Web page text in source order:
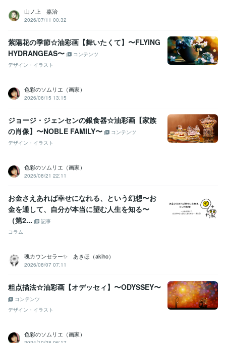
山ノ上 嘉治
2026/07/11 00:32
紫陽花の季節☆油彩画【舞いたくて】〜FLYING
HYDRANGEAS〜
コンテンツ
デザイン・イラスト
色彩のソムリエ（画家）
2026/06/15 13:15
ジョージ・ジェンセンの銀食器☆油彩画【家族
の肖像】〜NOBLE FAMILY〜
コンテンツ
デザイン・イラスト
色彩のソムリエ（画家）
2025/08/21 22:11
お金さえあれば幸せになれる、という幻想〜お
金を通して、自分が本当に望む人生を知る〜
（第2...
記事
コラム
魂カウンセラー✨ あきほ（akiho）
2026/08/07 07:11
粗点描法☆油彩画【オデッセィ】〜ODYSSEY〜
コンテンツ
デザイン・イラスト
色彩のソムリエ（画家）